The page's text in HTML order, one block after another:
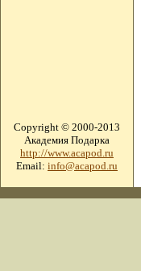
Copyright © 2000-2013
Академия Подарка
http://www.acapod.ru
Email: info@acapod.ru